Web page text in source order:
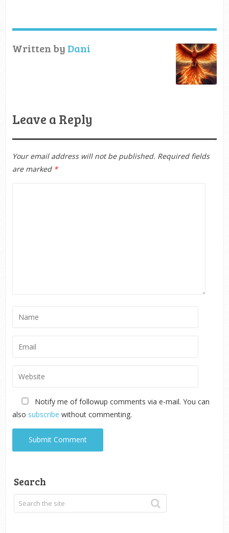
Written by Dani
Leave a Reply
Your email address will not be published. Required fields
are marked *
Notify me of followup comments via e-mail. You can
also subscribe without commenting.
Search